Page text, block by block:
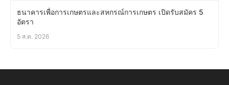
ธนาคารเพื่อการเกษตรและสหกรณ์การเกษตร เปิดรับสมัคร 5
อัตรา
5 ส.ค. 2026